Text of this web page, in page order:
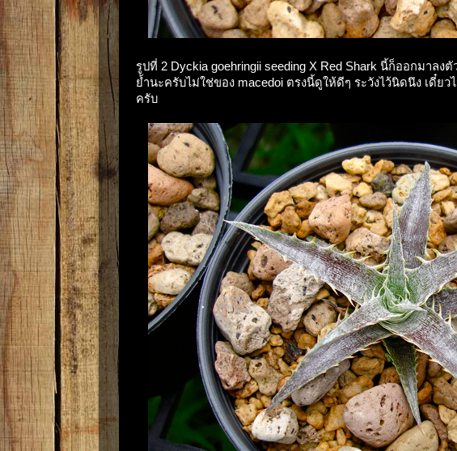
รูปที่ 2 Dyckia goehringii seeding X Red Shark นี้ก็ออกมาล
ย้ำนะครับไม่ใช่ของ macedoi ตรงนี้ดูให้ดีๆ ระวังไว้นิดนึง เดี๋ย
ครับ